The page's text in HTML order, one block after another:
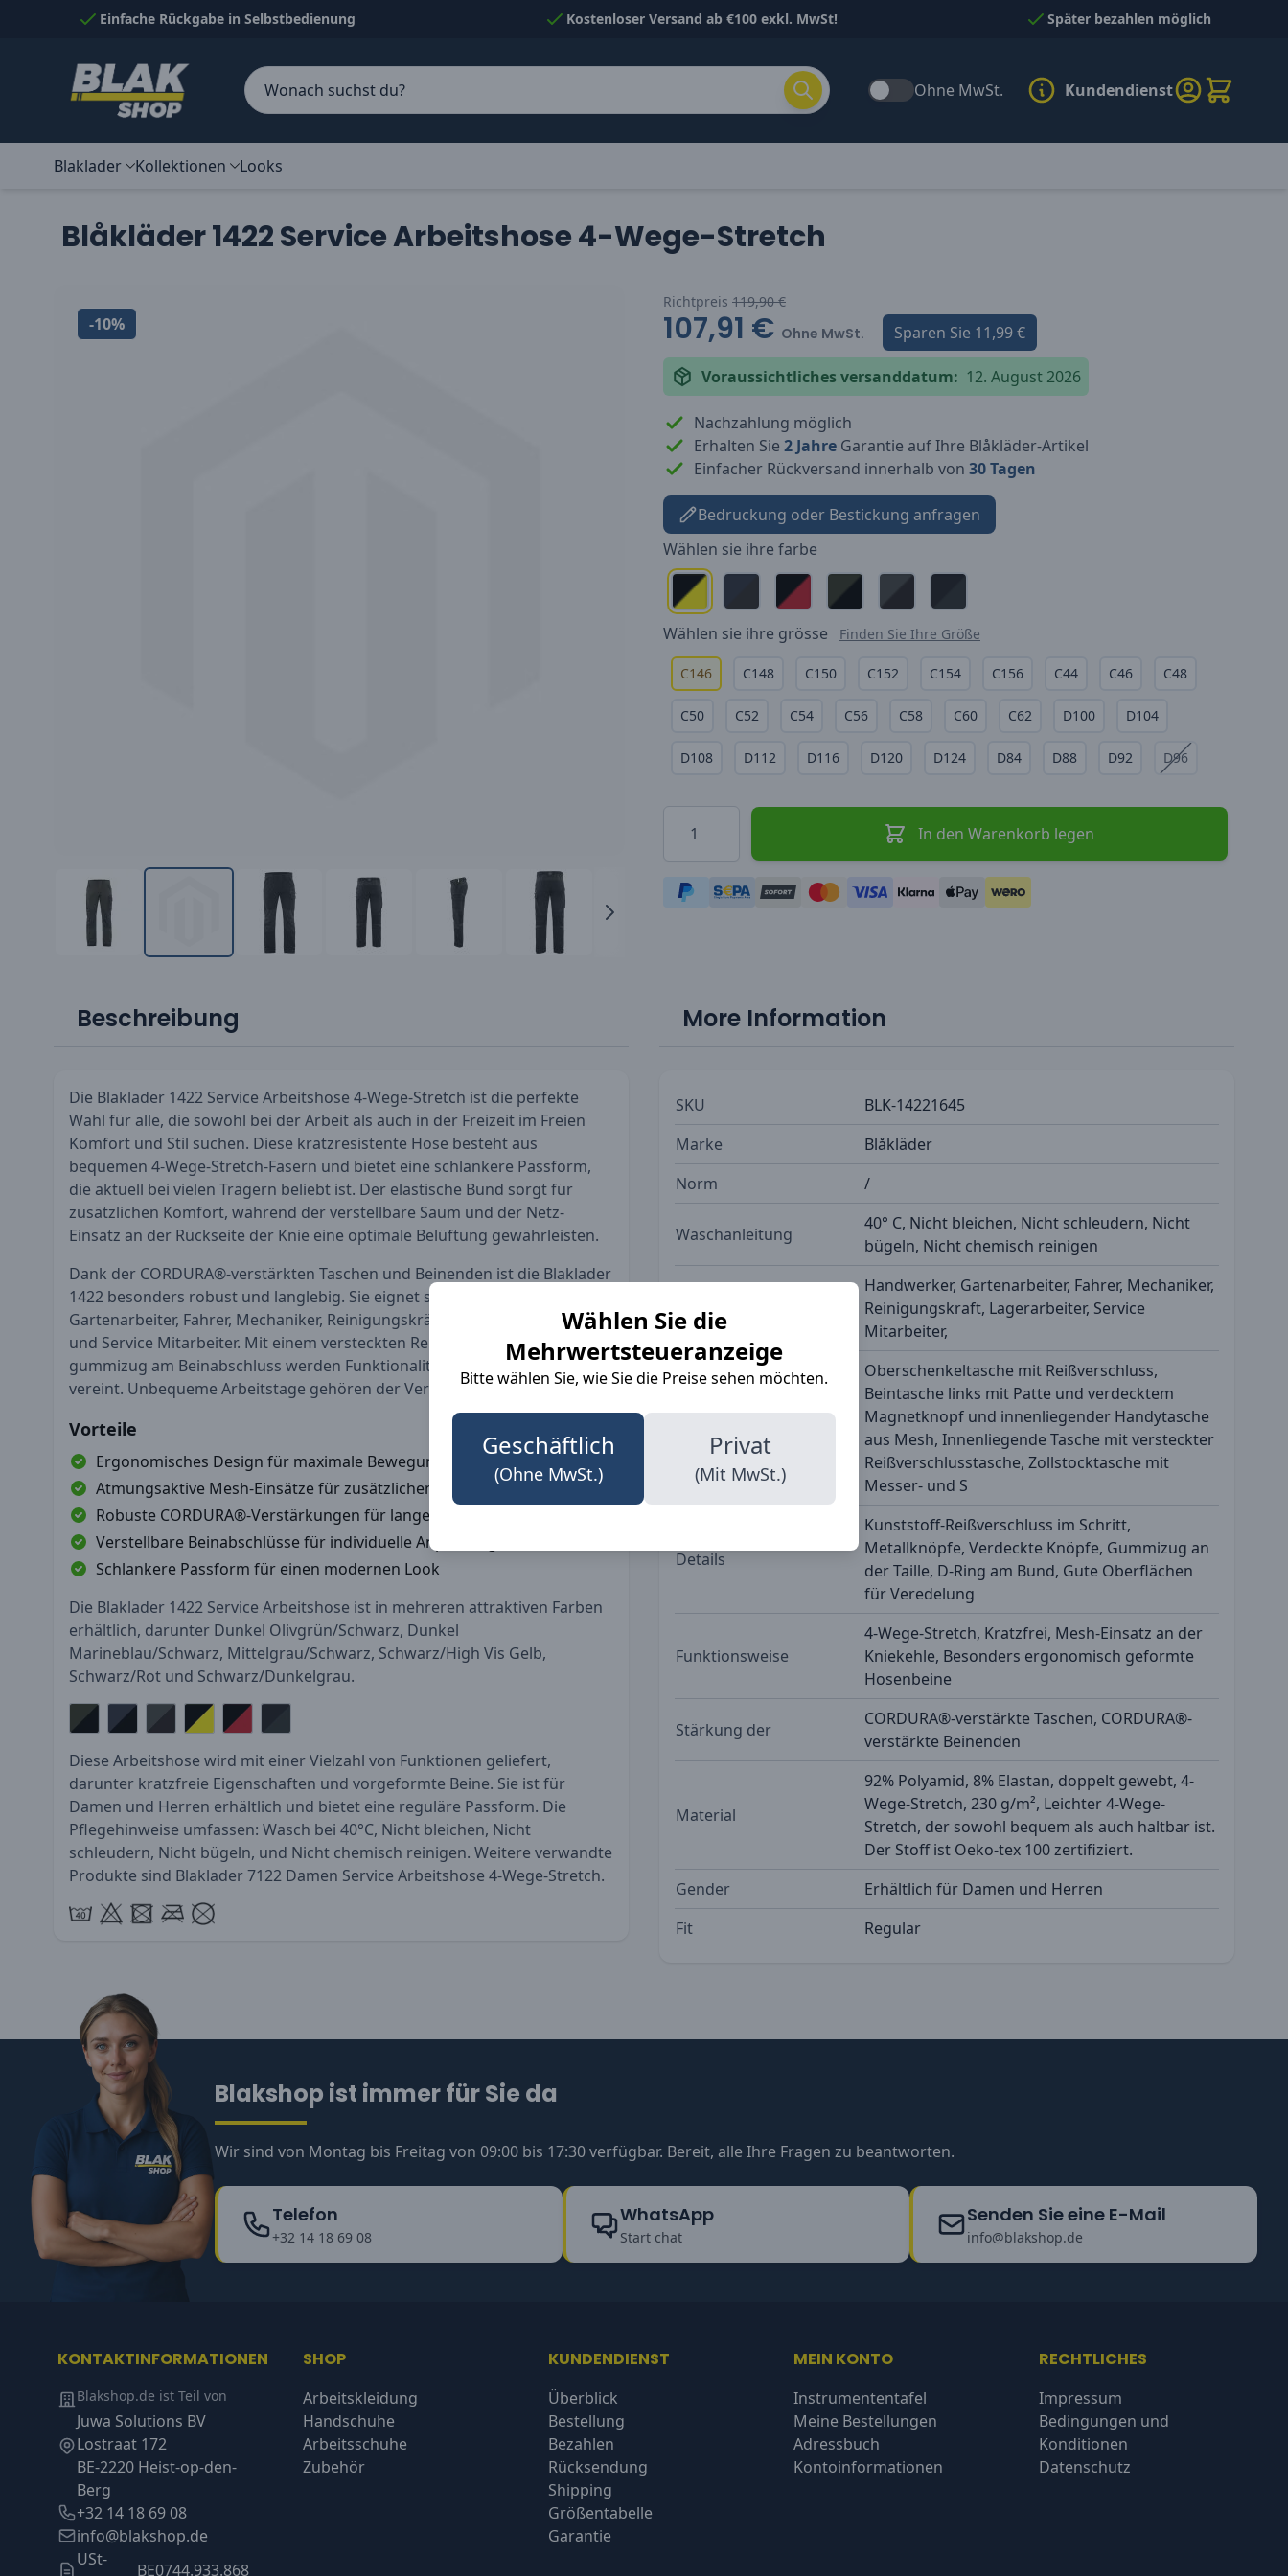
Skip to Content
Wählen Sie die
Mehrwertsteueranzeige
Bitte wählen Sie, wie Sie die Preise sehen möchten.
Geschäftlich
(Ohne MwSt.)
Privat
(Mit MwSt.)
Einfache Rückgabe in Selbstbedienung Kostenloser Versand ab €100 exkl. MwSt! Später bezahlen möglich
Ohne MwSt. Kundendienst
Blaklader Kollektionen Looks
Blåkläder 1422 Service Arbeitshose 4-Wege-Stretch
-10%
Richtpreis 119,90 €
107,91 € Ohne MwSt. Sparen Sie 11,99 €
Voraussichtliches versanddatum: 12. August 2026
Nachzahlung möglich
Erhalten Sie 2 Jahre Garantie auf Ihre Blåkläder-Artikel
Einfacher Rückversand innerhalb von 30 Tagen
Bedruckung oder Bestickung anfragen
Wählen sie ihre farbe
Wählen sie ihre grösse Finden Sie Ihre Größe
C146 C148 C150 C152 C154 C156 C44 C46 C48
C50 C52 C54 C56 C58 C60 C62 D100 D104
D108 D112 D116 D120 D124 D84 D88 D92 D96
In den Warenkorb legen
Beschreibung
Die Blaklader 1422 Service Arbeitshose 4-Wege-Stretch ist die perfekte
Wahl für alle, die sowohl bei der Arbeit als auch in der Freizeit im Freien
Komfort und Stil suchen. Diese kratzresistente Hose besteht aus
bequemen 4-Wege-Stretch-Fasern und bietet eine schlankere Passform,
die aktuell bei vielen Trägern beliebt ist. Der elastische Bund sorgt für
zusätzlichen Komfort, während der verstellbare Saum und der Netz-
Einsatz an der Rückseite der Knie eine optimale Belüftung gewährleisten.
Dank der CORDURA®-verstärkten Taschen und Beinenden ist die Blaklader
1422 besonders robust und langlebig. Sie eignet sich ideal für Handwerker,
Gartenarbeiter, Fahrer, Mechaniker, Reinigungskräfte sowie Lagerarbeiter
und Service Mitarbeiter. Mit einem versteckten Reißverschlussfach und
gummizug am Beinabschluss werden Funktionalität und Stil perfekt
vereint. Unbequeme Arbeitstage gehören der Vergangenheit an!
Vorteile
Ergonomisches Design für maximale Bewegungsfreiheit
Atmungsaktive Mesh-Einsätze für zusätzlichen Komfort
Robuste CORDURA®-Verstärkungen für lange Haltbarkeit
Verstellbare Beinabschlüsse für individuelle Anpassung
Schlankere Passform für einen modernen Look
Die Blaklader 1422 Service Arbeitshose ist in mehreren attraktiven Farben
erhältlich, darunter Dunkel Olivgrün/Schwarz, Dunkel
Marineblau/Schwarz, Mittelgrau/Schwarz, Schwarz/High Vis Gelb,
Schwarz/Rot und Schwarz/Dunkelgrau.
Diese Arbeitshose wird mit einer Vielzahl von Funktionen geliefert,
darunter kratzfreie Eigenschaften und vorgeformte Beine. Sie ist für
Damen und Herren erhältlich und bietet eine reguläre Passform. Die
Pflegehinweise umfassen: Wasch bei 40°C, Nicht bleichen, Nicht
schleudern, Nicht bügeln, und Nicht chemisch reinigen. Weitere verwandte
Produkte sind Blaklader 7122 Damen Service Arbeitshose 4-Wege-Stretch.
More Information
SKU
BLK-14221645
Marke
Blåkläder
Norm
/
Waschanleitung
40° C, Nicht bleichen, Nicht schleudern, Nicht
bügeln, Nicht chemisch reinigen
Berufe
Handwerker, Gartenarbeiter, Fahrer, Mechaniker,
Reinigungskraft, Lagerarbeiter, Service
Mitarbeiter,
Oberschenkeltasche mit Reißverschluss,
Beintasche links mit Patte und verdecktem
Magnetknopf und innenliegender Handytasche
aus Mesh, Innenliegende Tasche mit versteckter
Reißverschlusstasche, Zollstocktasche mit
Messer- und S
Details
Kunststoff-Reißverschluss im Schritt,
Metallknöpfe, Verdeckte Knöpfe, Gummizug an
der Taille, D-Ring am Bund, Gute Oberflächen
für Veredelung
Funktionsweise
4-Wege-Stretch, Kratzfrei, Mesh-Einsatz an der
Kniekehle, Besonders ergonomisch geformte
Hosenbeine
Stärkung der
CORDURA®-verstärkte Taschen, CORDURA®-
verstärkte Beinenden
Material
92% Polyamid, 8% Elastan, doppelt gewebt, 4-
Wege-Stretch, 230 g/m², Leichter 4-Wege-
Stretch, der sowohl bequem als auch haltbar ist.
Der Stoff ist Oeko-tex 100 zertifiziert.
Gender
Erhältlich für Damen und Herren
Fit
Regular
Blakshop ist immer für Sie da
Wir sind von Montag bis Freitag von 09:00 bis 17:30 verfügbar. Bereit, alle Ihre Fragen zu beantworten.
Telefon
+32 14 18 69 08
WhatsApp
Start chat
Senden Sie eine E-Mail
info@blakshop.de
KONTAKTINFORMATIONEN
Blakshop.de ist Teil von
Juwa Solutions BV
Lostraat 172
BE-2220 Heist-op-den-
Berg
+32 14 18 69 08
info@blakshop.de
USt-
BE0744.933.868
SHOP
Arbeitskleidung
Handschuhe
Arbeitsschuhe
Zubehör
KUNDENDIENST
Überblick
Bestellung
Bezahlen
Rücksendung
Shipping
Größentabelle
Garantie
MEIN KONTO
Instrumententafel
Meine Bestellungen
Adressbuch
Kontoinformationen
RECHTLICHES
Impressum
Bedingungen und
Konditionen
Datenschutz